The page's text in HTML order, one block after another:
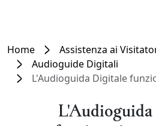
Home
Assistenza ai
Audioguide Digitali
L'Audioguida Digitale funziona in